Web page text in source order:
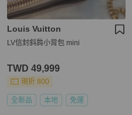
Louis Vuitton
LV信封斜肩小背包 mini
TWD 49,999
現折 800
全新品 本地 免運